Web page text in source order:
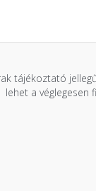
tájékoztató
lehet a véglegesen